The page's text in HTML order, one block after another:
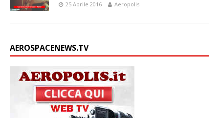
25 Aprile 2016 Aeropolis
AEROSPACENEWS.TV